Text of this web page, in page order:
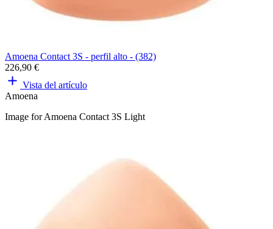
Amoena Contact 3S - perfil alto - (382)
226,90 €
Vista del artículo
Amoena
Image for Amoena Contact 3S Light